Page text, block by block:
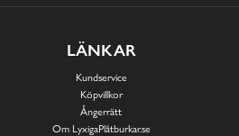
LÄNKAR
Kundservice
Köpvillkor
Ångerrätt
Om LyxigaPlåtburkar.se